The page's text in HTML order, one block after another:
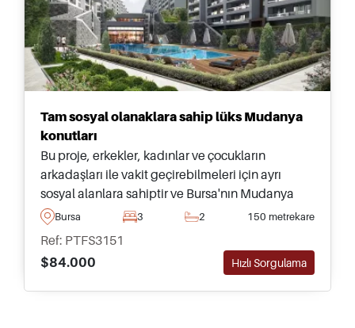
Tam sosyal olanaklara sahip lüks Mudanya
konutları
Bu proje, erkekler, kadınlar ve çocukların
arkadaşları ile vakit geçirebilmeleri için ayrı
sosyal alanlara sahiptir ve Bursa'nın Mudanya
bölgesinde yer alır; geniş teraslardan muhteşem
daire seçenekleri mevcuttur.
Bursa 3 2 150 metrekare
Ref: PTFS3151
$84.000
Hızlı Sorgulama